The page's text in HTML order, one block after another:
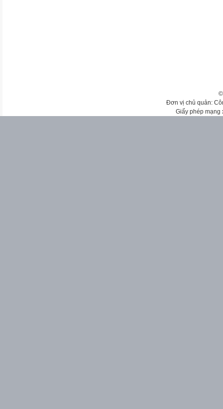
Đơn vị chủ quản:
Giấy phép mạng